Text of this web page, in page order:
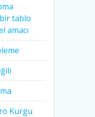
tablo
amacı
Kurgu